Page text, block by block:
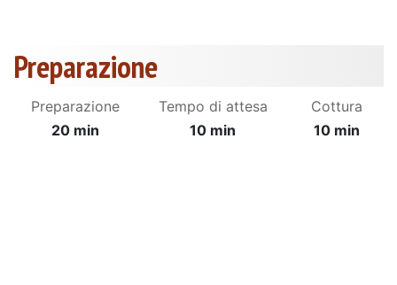
Preparazione
Preparazione
20 min
Tempo di attesa
10 min
Cottura
10 min